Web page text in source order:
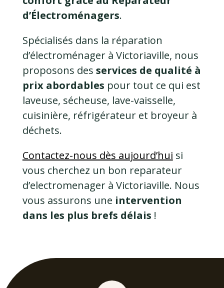
d’Électroménagers.
Spécialisés dans la réparation
d’électroménager à Victoriaville, nous
proposons des services de qualité à
prix abordables pour tout ce qui est
laveuse, sécheuse, lave-vaisselle,
cuisinière, réfrigérateur et broyeur à
déchets.
Contactez-nous dès aujourd’hui si
vous cherchez un bon reparateur
d’electromenager à Victoriaville. Nous
vous assurons une intervention
dans les plus brefs délais !